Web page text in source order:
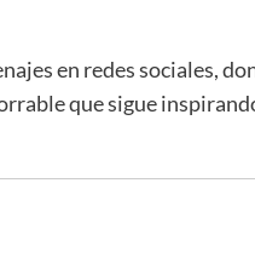
en redes sociales,
que sigue